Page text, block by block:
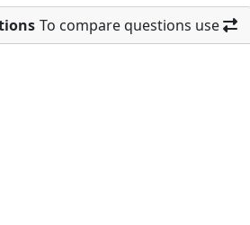
To compare questions use